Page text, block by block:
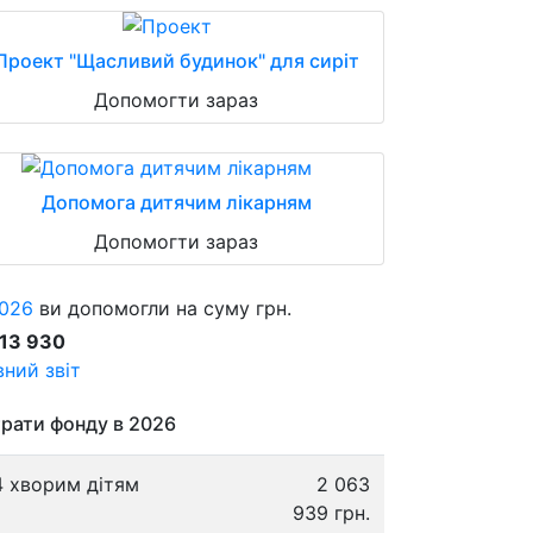
"Щасливий будинок" для сиріт
Допомогти зараз
Допомога дитячим лікарням
Допомогти зараз
ви допомогли на суму грн.
930
звіт
фонду в 2026
хворим дітям
2 063
939 грн.